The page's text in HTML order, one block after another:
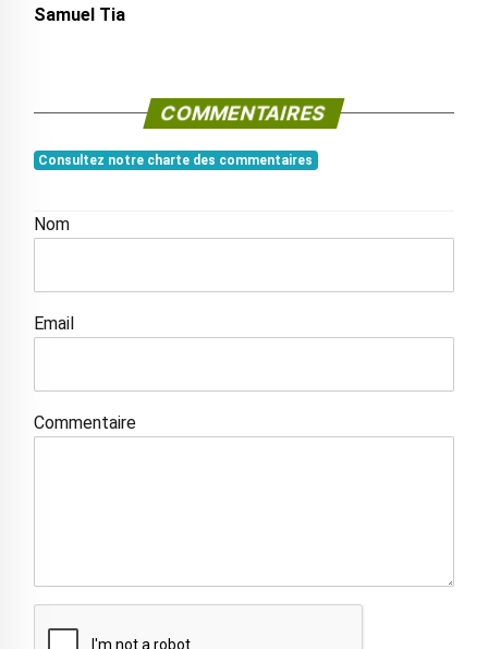
Samuel Tia
COMMENTAIRES
Consultez notre charte des commentaires
Nom
Email
Commentaire